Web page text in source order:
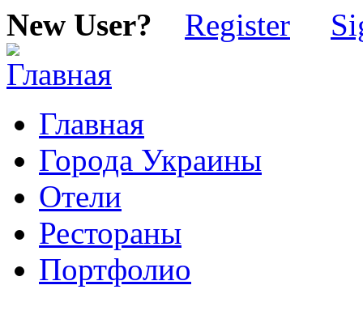
New User? Register
Главная
Города Украины
Отели
Рестораны
Портфолио